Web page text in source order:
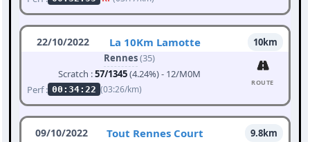
22/10/2022 La 10Km Lamotte
10km
Rennes(35)
Scratch :57/1345(4.24%) - 12/M0M
Perf : 00:34:22 (03:26/km)
ROUTE
09/10/2022 Tout Rennes Court
9.8km